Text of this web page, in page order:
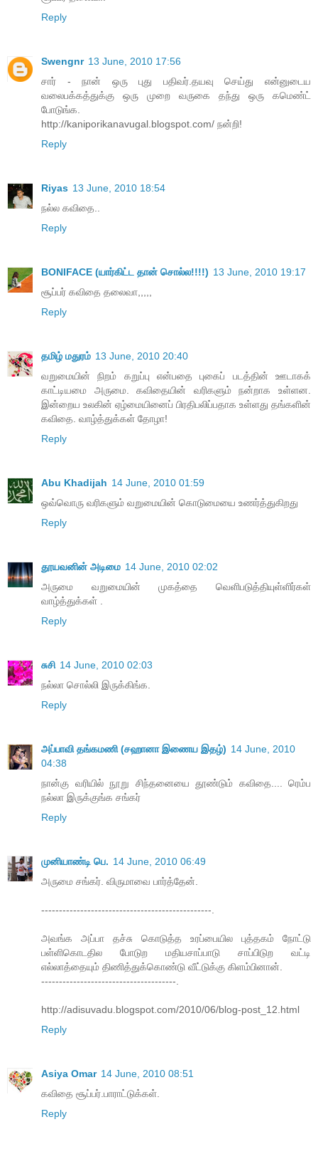
Reply
Swengnr 13 June, 2010 17:56
சார் - நான் ஒரு புது பதிவர்.தயவு செய்து என்னுடைய
வலைபக்கத்துக்கு ஒரு முறை வருகை தந்து ஒரு கமெண்ட்
போடுங்க.
http://kaniporikanavugal.blogspot.com/ நன்றி!
Reply
Riyas 13 June, 2010 18:54
நல்ல கவிதை..
Reply
BONIFACE (யார்கிட்ட தான் சொல்ல!!!!) 13 June, 2010 19:17
சூப்பர் கவிதை தலைவா,,,,,
Reply
தமிழ் மதுரம் 13 June, 2010 20:40
வறுமையின் நிறம் கறுப்பு என்பதை புகைப் படத்தின் ஊடாகக்
காட்டியமை அருமை. கவிதையின் வரிகளும் நன்றாக உள்ளன.
இன்றைய உலகின் ஏழ்மையினைப் பிரதிபலிப்பதாக உள்ளது தங்களின்
கவிதை. வாழ்த்துக்கள் தோழா!
Reply
Abu Khadijah 14 June, 2010 01:59
ஒவ்வொரு வரிகளும் வறுமையின் கொடுமையை உணர்த்துகிறது
Reply
தூயவனின் அடிமை 14 June, 2010 02:02
அருமை வறுமையின் முகத்தை வெளிபடுத்தியுள்ளிர்கள்
வாழ்த்துக்கள் .
Reply
சுசி 14 June, 2010 02:03
நல்லா சொல்லி இருக்கிங்க.
Reply
அப்பாவி தங்கமணி (சஹானா இணைய இதழ்) 14 June, 2010
04:38
நான்கு வரியில் நூறு சிந்தனையை தூண்டும் கவிதை.... ரெம்ப
நல்லா இருக்குங்க சங்கர்
Reply
முனியாண்டி பெ. 14 June, 2010 06:49
அருமை சங்கர். விருமாவை பார்த்தேன்.
------------------------------------------------.
அவங்க அப்பா தச்சு கொடுத்த உரப்பையில புத்தகம் நோட்டு
பள்ளிகொடதில போடுற மதியசாப்பாடு சாப்பிடுற வட்டி
எல்லாத்தையும் திணித்துக்கொண்டு வீட்டுக்கு கிளம்பினான்.
--------------------------------------.
http://adisuvadu.blogspot.com/2010/06/blog-post_12.html
Reply
Asiya Omar 14 June, 2010 08:51
கவிதை சூப்பர்.பாராட்டுக்கள்.
Reply